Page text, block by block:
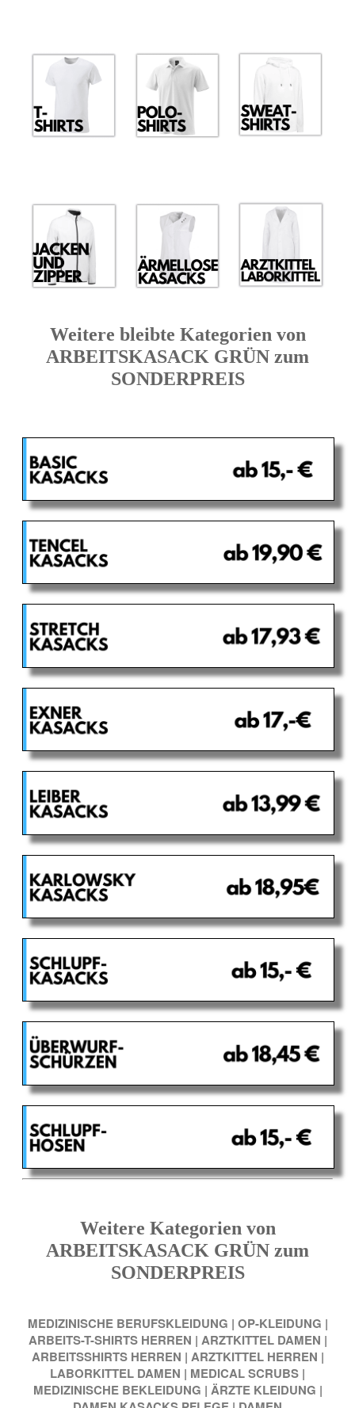
Weitere bleibte Kategorien von
ARBEITSKASACK GRÜN zum
SONDERPREIS
Weitere Kategorien von
ARBEITSKASACK GRÜN zum
SONDERPREIS
MEDIZINISCHE BERUFSKLEIDUNG | OP-KLEIDUNG |
ARBEITS-T-SHIRTS HERREN | ARZTKITTEL DAMEN |
ARBEITSSHIRTS HERREN | ARZTKITTEL HERREN |
LABORKITTEL DAMEN | MEDICAL SCRUBS |
MEDIZINISCHE BEKLEIDUNG | ÄRZTE KLEIDUNG |